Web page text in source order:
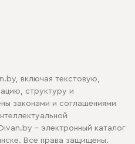
включая текстовую,
структуру и
законами и соглашениями
- электронный каталог
Все права защищены.